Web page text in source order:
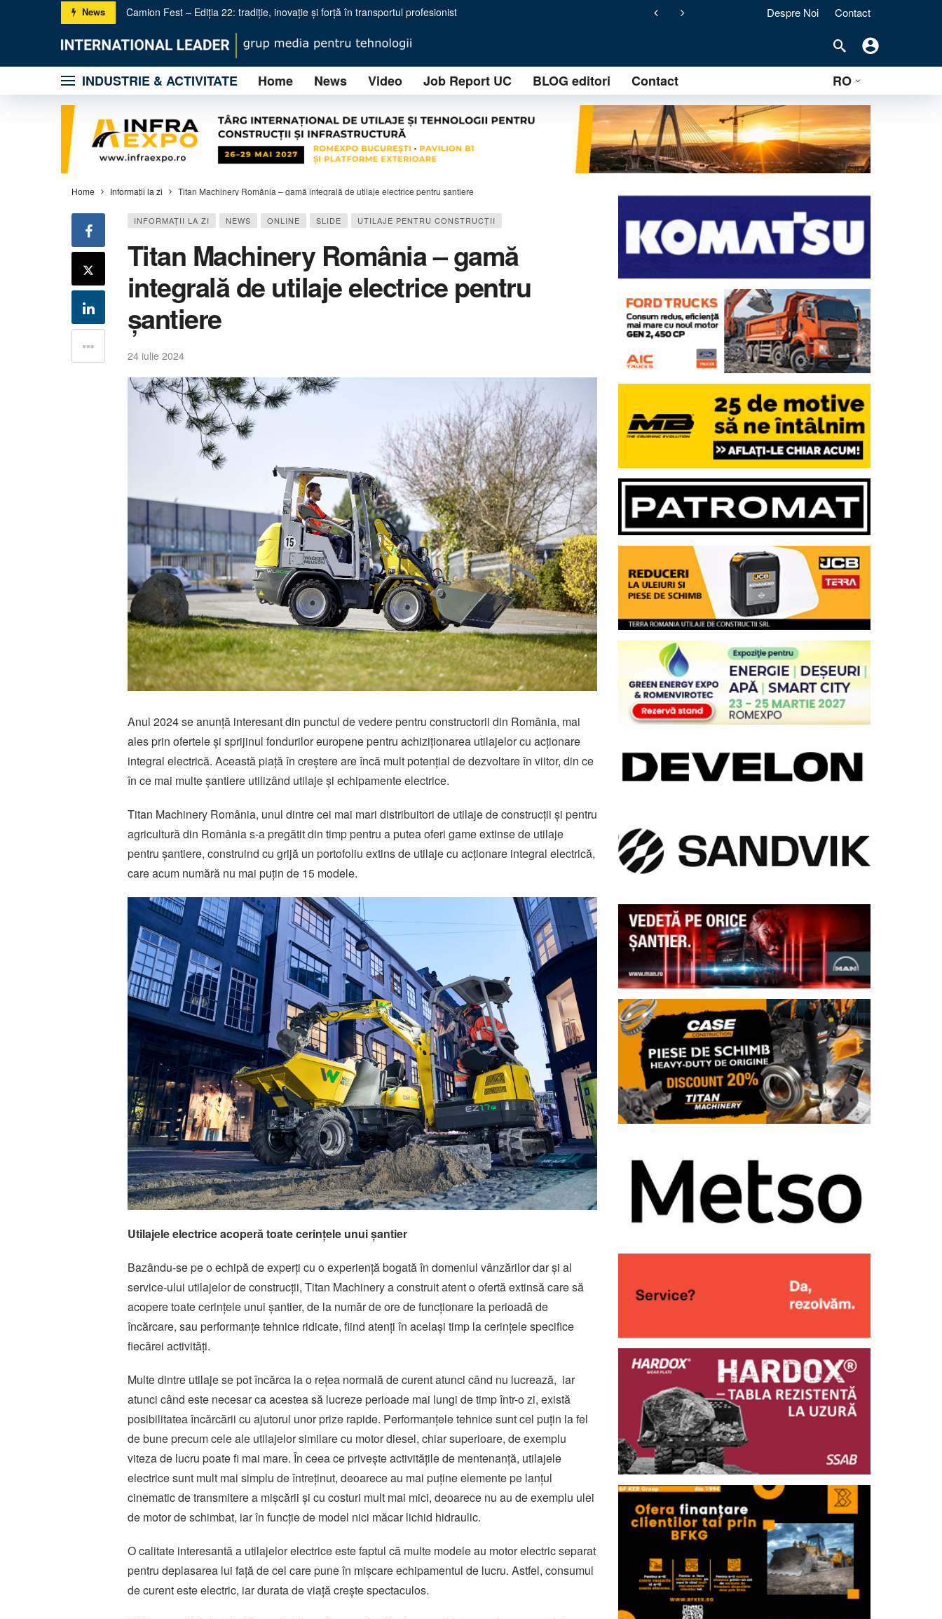
News Camion Fest – Ediția 22: tradiție, inovație și forță în transportul profesionist
KUHN România accelerează dezvoltarea națională prin două noi sedii regionale în Turda și Timișoara
Metso: trei noi concasoare primare pentru o nouă eră în minerit
BOLEO – Utilajele compacte de nouă generație ale unui brand tânăr, dar cu ambiții industriale majore
Gama PURE Electric – producătorul SBM schimbă regulile jocului în concasarea mobilă
Propel & Omega – Tehnologie avansată și eficiență operațională pentru concasarea modernă
Wirtgen Group la salonul Hillhead UK 2026: ”You will never crush alone”
Despre Noi Contact
INDUSTRIE & ACTIVITATE Home News Video Job Report UC BLOG editori Contact RO
Home Informaţii la zi Titan Machinery România – gamă integrală de utilaje electrice pentru șantiere
INFORMAŢII LA ZI NEWS ONLINE SLIDE UTILAJE PENTRU CONSTRUCŢII
Titan Machinery România – gamă
integrală de utilaje electrice pentru
șantiere
24 iulie 2024
Anul 2024 se anunță interesant din punctul de vedere pentru constructorii din România, mai
ales prin ofertele și sprijinul fondurilor europene pentru achiziționarea utilajelor cu acționare
integral electrică. Această piață în creștere are încă mult potențial de dezvoltare în viitor, din ce
în ce mai multe șantiere utilizând utilaje și echipamente electrice.
Titan Machinery România, unul dintre cei mai mari distribuitori de utilaje de construcții și pentru
agricultură din România s-a pregătit din timp pentru a putea oferi game extinse de utilaje
pentru șantiere, construind cu grijă un portofoliu extins de utilaje cu acționare integral electrică,
care acum numără nu mai puțin de 15 modele.
Utilajele electrice acoperă toate cerințele unui șantier
Bazându-se pe o echipă de experți cu o experiență bogată în domeniul vânzărilor dar și al
service-ului utilajelor de construcții, Titan Machinery a construit atent o ofertă extinsă care să
acopere toate cerințele unui șantier, de la număr de ore de funcționare la perioadă de
încărcare, sau performanțe tehnice ridicate, fiind atenți în același timp la cerințele specifice
fiecărei activități.
Multe dintre utilaje se pot încărca la o rețea normală de curent atunci când nu lucrează, iar
atunci când este necesar ca acestea să lucreze perioade mai lungi de timp într-o zi, există
posibilitatea încărcării cu ajutorul unor prize rapide. Performanțele tehnice sunt cel puțin la fel
de bune precum cele ale utilajelor similare cu motor diesel, chiar superioare, de exemplu
viteza de lucru poate fi mai mare. În ceea ce privește activitățile de mentenanță, utilajele
electrice sunt mult mai simplu de întreținut, deoarece au mai puține elemente pe lanțul
cinematic de transmitere a mișcării și cu costuri mult mai mici, deoarece nu au de exemplu ulei
de motor de schimbat, iar în funcție de model nici măcar lichid hidraulic.
O calitate interesantă a utilajelor electrice este faptul că multe modele au motor electric separat
pentru deplasarea lui față de cel care pune în mișcare echipamentul de lucru. Astfel, consumul
de curent este electric, iar durata de viață crește spectaculos.